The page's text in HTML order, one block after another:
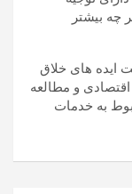
چه بیشتر
های خلاق
و مطالعه
به خدمات